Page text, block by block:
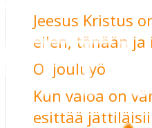
Jeesus Kristus
eilen, tänään ja
Oi jouluyö
Kun valoa on
esittää jättiläisii